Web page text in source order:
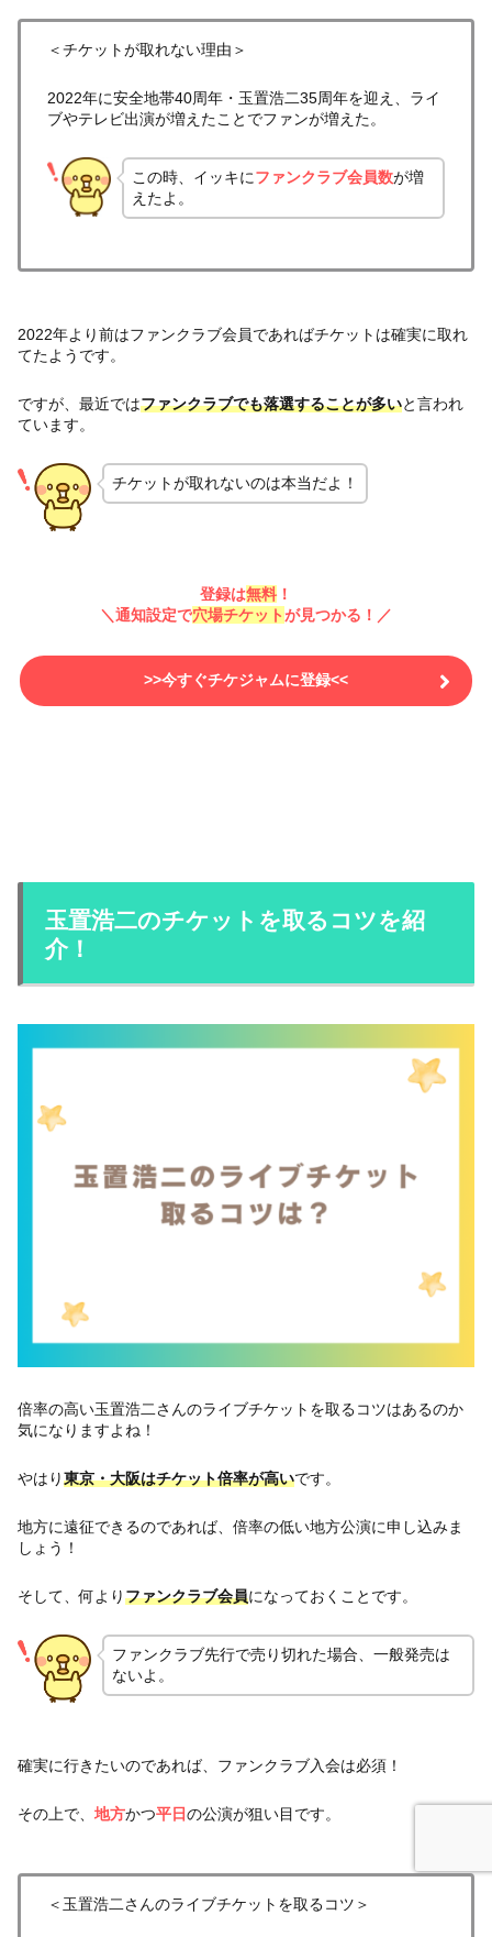
＜チケットが取れない理由＞
2022年に安全地帯40周年・玉置浩二35周年を迎え、ライ
ブやテレビ出演が増えたことでファンが増えた。
この時、イッキにファンクラブ会員数が増
えたよ。
2022年より前はファンクラブ会員であればチケットは確実に取れ
てたようです。
ですが、最近ではファンクラブでも落選することが多いと言われ
ています。
チケットが取れないのは本当だよ！
登録は無料 ！
＼通知設定で穴場チケットが見つかる！／
>>今すぐチケジャムに登録<<
玉置浩二のチケットを取るコツを紹
介！
倍率の高い玉置浩二さんのライブチケットを取るコツはあるのか
気になりますよね！
やはり東京・大阪はチケット倍率が高いです。
地方に遠征できるのであれば、倍率の低い地方公演に申し込みま
しょう！
そして、何よりファンクラブ会員になっておくことです。
ファンクラブ先行で売り切れた場合、一般発売は
ないよ。
確実に行きたいのであれば、ファンクラブ入会は必須！
その上で、 地方かつ平日の公演が狙い目です。
＜玉置浩二さんのライブチケットを取るコツ＞